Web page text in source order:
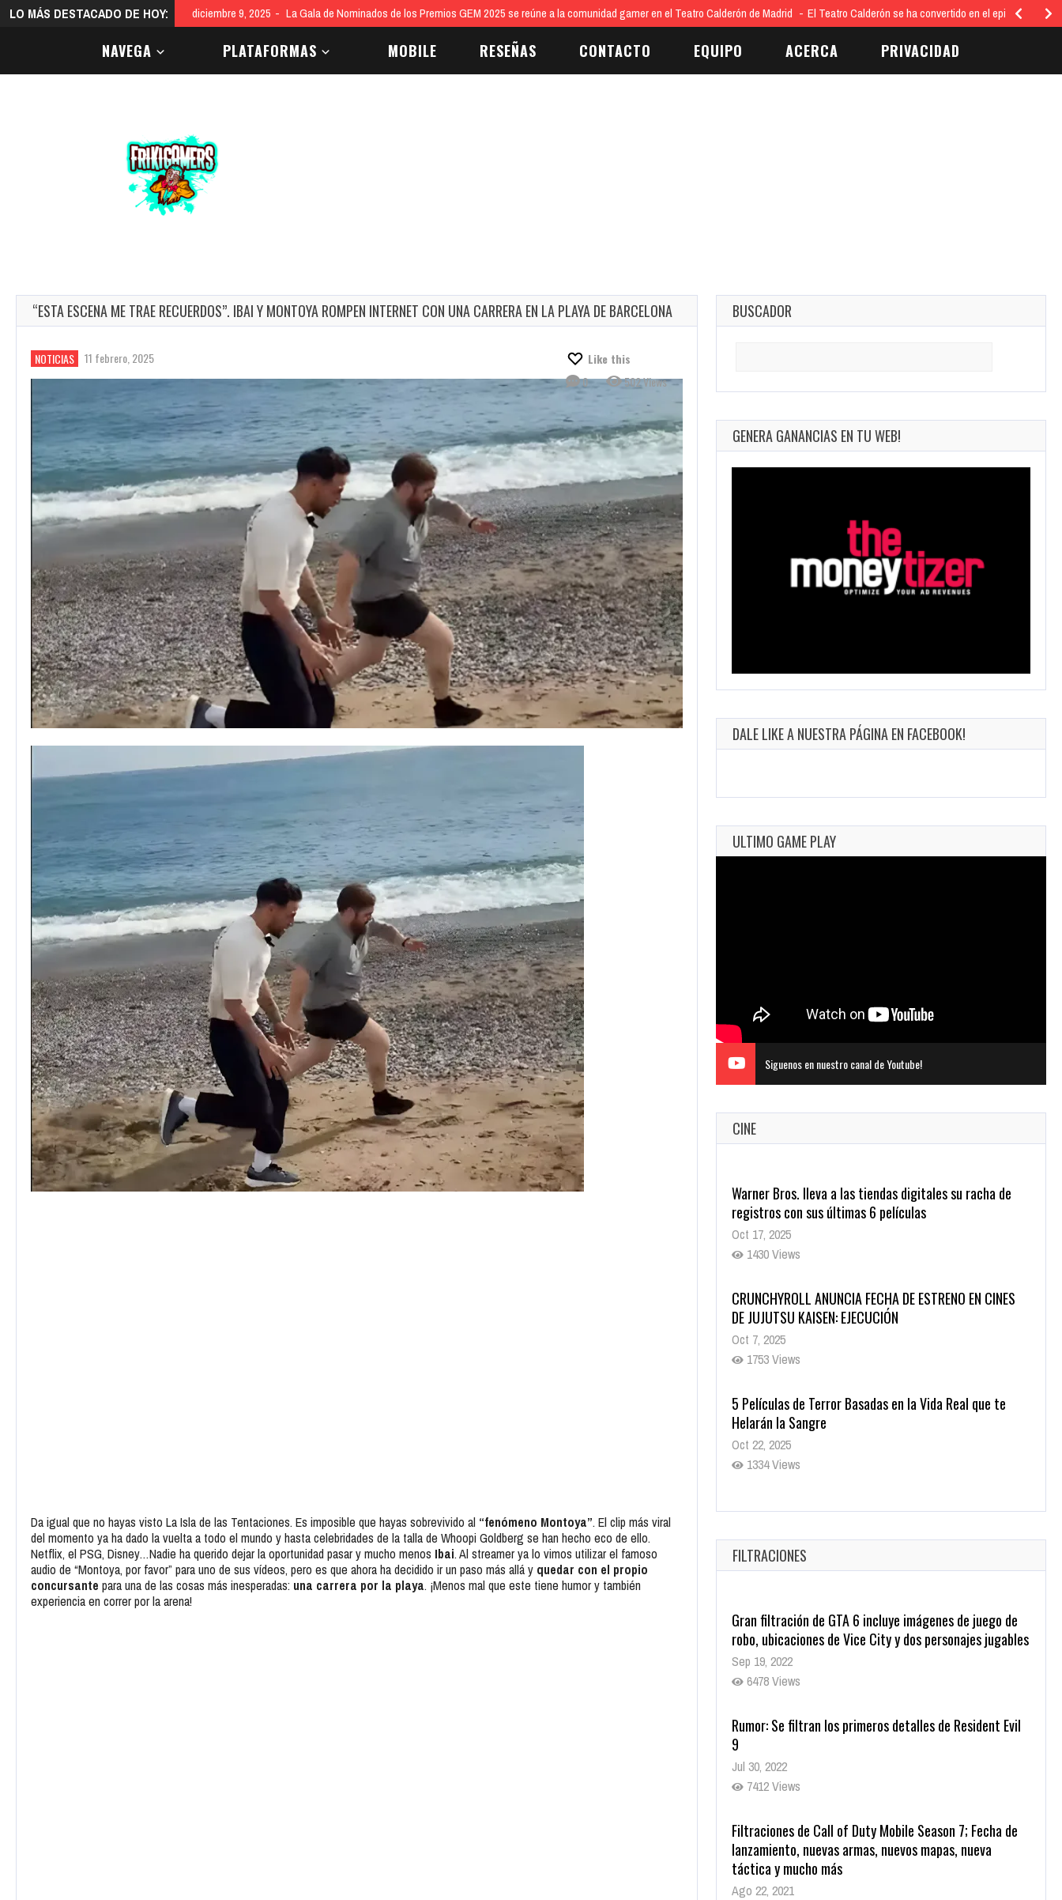
LO MÁS DESTACADO DE HOY: diciembre 9, 2025 La Gala de Nominados de los Premios GEM 2025 se reúne a la comunidad gamer en el Teatro Calderón de Madrid El Teatro Calderón se ha convertido en el epicentro…
NAVEGA PLATAFORMAS MOBILE RESEÑAS CONTACTO EQUIPO ACERCA PRIVACIDAD
“ESTA ESCENA ME TRAE RECUERDOS”. IBAI Y MONTOYA ROMPEN INTERNET CON UNA CARRERA EN LA PLAYA DE BARCELONA
NOTICIAS 11 febrero, 2025
Like this
0
502 Views
Da igual que no hayas visto La Isla de las Tentaciones. Es imposible que hayas sobrevivido al “fenómeno Montoya”. El clip más viral
del momento ya ha dado la vuelta a todo el mundo y hasta celebridades de la talla de Whoopi Goldberg se han hecho eco de ello.
Netflix, el PSG, Disney…Nadie ha querido dejar la oportunidad pasar y mucho menos Ibai. Al streamer ya lo vimos utilizar el famoso
audio de “Montoya, por favor” para uno de sus vídeos, pero es que ahora ha decidido ir un paso más allá y quedar con el propio
concursante para una de las cosas más inesperadas: una carrera por la playa. ¡Menos mal que este tiene humor y también
experiencia en correr por la arena!
BUSCADOR
GENERA GANANCIAS EN TU WEB!
DALE LIKE A NUESTRA PÁGINA EN FACEBOOK!
ULTIMO GAME PLAY
Siguenos en nuestro canal de Youtube!
CINE
Warner Bros. lleva a las tiendas digitales su racha de
registros con sus últimas 6 películas
Oct 17, 2025
1430 Views
CRUNCHYROLL ANUNCIA FECHA DE ESTRENO EN CINES
DE JUJUTSU KAISEN: EJECUCIÓN
Oct 7, 2025
1753 Views
5 Películas de Terror Basadas en la Vida Real que te
Helarán la Sangre
Oct 22, 2025
1334 Views
Revive el terror: El conjuro 4: Últimos ritos ya está
Oct 20, 2025
1374 Views
FILTRACIONES
Gran filtración de GTA 6 incluye imágenes de juego de
robo, ubicaciones de Vice City y dos personajes jugables
Sep 19, 2022
6478 Views
Rumor: Se filtran los primeros detalles de Resident Evil
9
Jul 30, 2022
7412 Views
Filtraciones de Call of Duty Mobile Season 7; Fecha de
lanzamiento, nuevas armas, nuevos mapas, nueva
táctica y mucho más
Ago 22, 2021